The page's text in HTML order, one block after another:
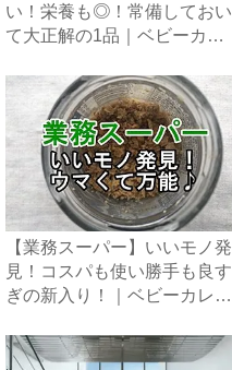
い！栄養も◎！常備しておい
て大正解の1品｜ベビーカレ
【業務スーパー】いいモノ発
見！コスパも使い勝手も良す
ぎの新入り！｜ベビーカレン